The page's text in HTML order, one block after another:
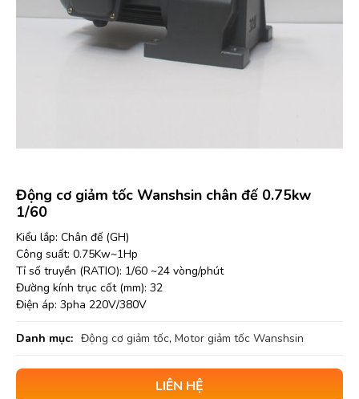
Động cơ giảm tốc Wanshsin chân đế 0.75kw
1/60
Kiểu lắp: Chân đế (GH)
Công suất: 0.75Kw~1Hp
Tỉ số truyền (RATIO): 1/60 ~24 vòng/phút
Đường kính trục cốt (mm): 32
Điện áp: 3pha 220V/380V
Danh mục: Động cơ giảm tốc, Motor giảm tốc Wanshsin
LIÊN HỆ